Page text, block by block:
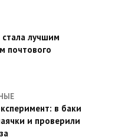
лучшим
почтового
в баки
и проверили